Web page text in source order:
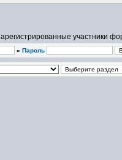
участники
» Пароль